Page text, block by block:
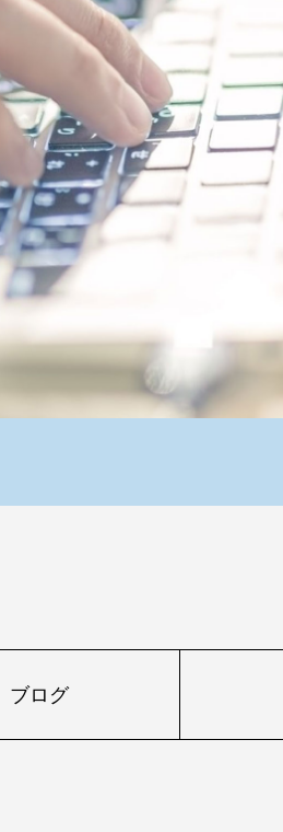
ブログ